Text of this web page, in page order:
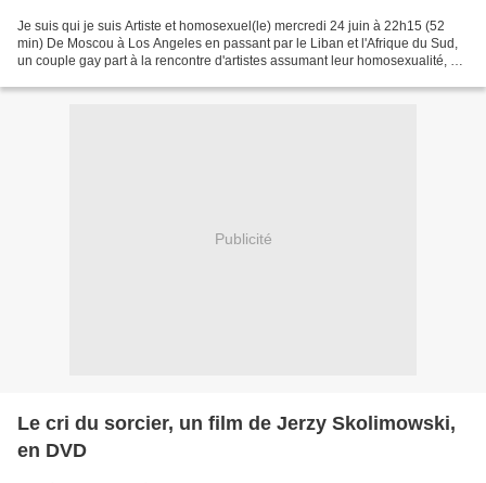
Je suis qui je suis Artiste et homosexuel(le) mercredi 24 juin à 22h15 (52
min) De Moscou à Los Angeles en passant par le Liban et l'Afrique du Sud,
un couple gay part à la rencontre d'artistes assumant leur homosexualité, et
Publicité
Le cri du sorcier, un film de Jerzy Skolimowski,
en DVD